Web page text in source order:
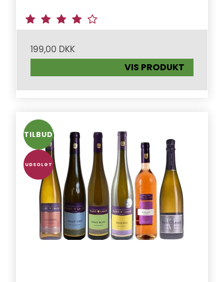
199,00 DKK
VIS PRODUKT
TILBUD
UDSOLGT